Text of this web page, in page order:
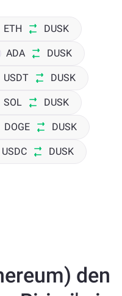
ETH DUSK
ADA DUSK
USDT DUSK
SOL DUSK
DOGE DUSK
USDC DUSK
den